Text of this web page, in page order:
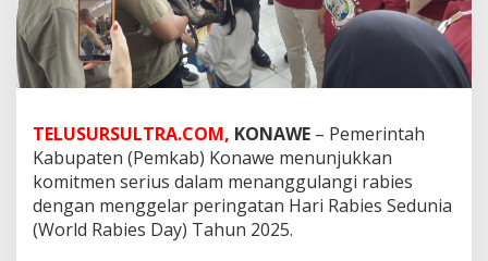
TELUSURSULTRA.COM, KONAWE – Pemerintah
Kabupaten (Pemkab) Konawe menunjukkan
komitmen serius dalam menanggulangi rabies
dengan menggelar peringatan Hari Rabies Sedunia
(World Rabies Day) Tahun 2025.